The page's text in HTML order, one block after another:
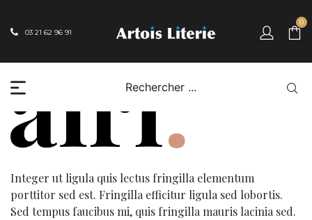
03 21 62 96 91
0
Integer ut ligula quis lectus fringilla elementum
porttitor sed est. Fringilla efficitur ligula sed lobortis.
Sed tempus faucibus mi, quis fringilla mauris lacinia sed.